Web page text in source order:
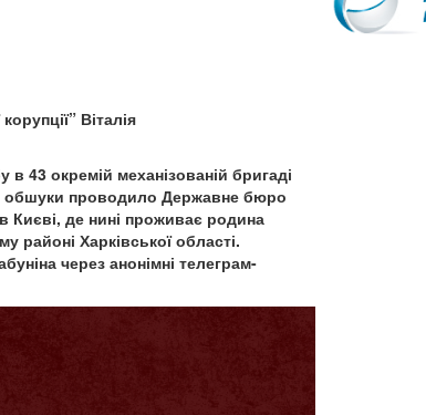
Віталія
43 окремій механізованій бригаді
обшуки проводило Державне бюро
Києві, де нині проживає родина
районі Харківської області.
через анонімні телеграм-